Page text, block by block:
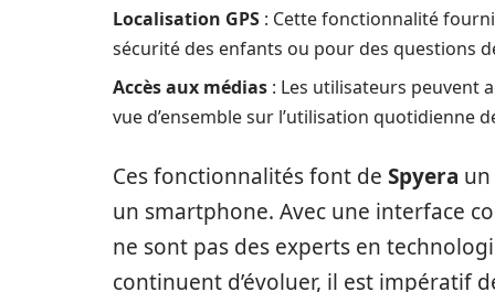
Localisation GPS : Cette fonctionnalité
sécurité des enfants ou pour des questions
Accès aux médias : Les utilisateurs peuvent
vue d’ensemble sur l’utilisation quotidienne
Ces fonctionnalités font de Spyera
un smartphone. Avec une interface
ne sont pas des experts en
continuent d’évoluer, il est impératif